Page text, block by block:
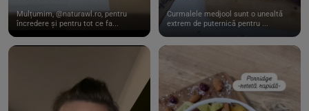
Mulțumim, @naturawl.ro, pentru
încredere și pentru tot ce fa...
Curmalele medjool sunt o unealtă
extrem de puternică pentru ...